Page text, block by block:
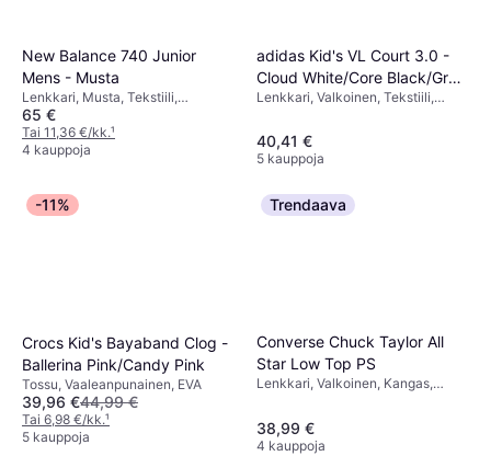
New Balance 740 Junior
Mens - Musta
Lenkkari, Musta, Tekstiili,
Tekonahka, Synteettinen, Verkko
65 €
Tai 11,36 €/kk.¹
4 kauppoja
adidas Kid's VL Court 3.0 -
Cloud White/Core Black/Grey
One
Lenkkari, Valkoinen, Tekstiili,
40,41 €
5 kauppoja
-11%
Crocs Kid's Bayaband Clog -
Ballerina Pink/Candy Pink
Tossu, Vaaleanpunainen, EVA
39,96 €44,99 €
Tai 6,98 €/kk.¹
5 kauppoja
Trendaava
Converse Chuck Taylor All
Star Low Top PS
Lenkkari, Valkoinen, Kangas,
38,99 €
4 kauppoja